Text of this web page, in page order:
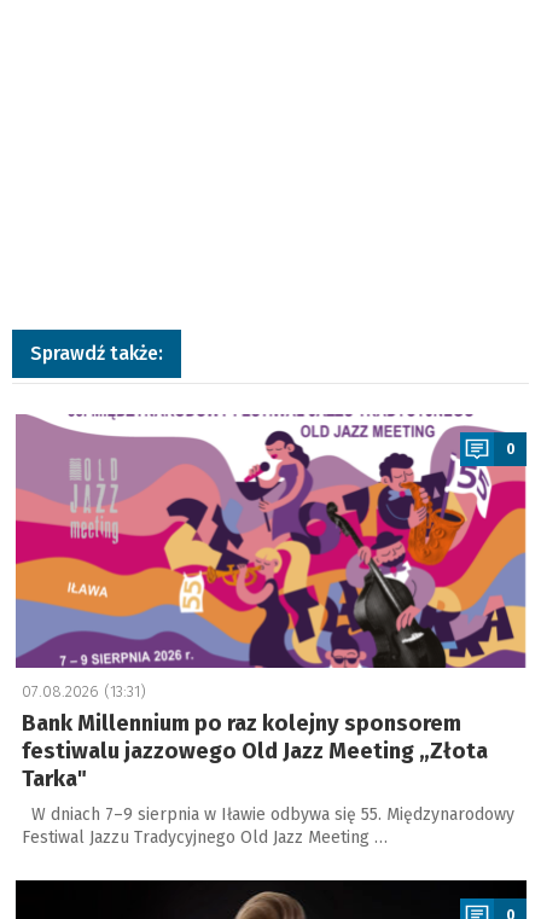
Sprawdź także:
a
0
07.08.2026 (13:31)
Bank Millennium po raz kolejny sponsorem
festiwalu jazzowego Old Jazz Meeting „Złota
Tarka"
W dniach 7–9 sierpnia w Iławie odbywa się 55. Międzynarodowy
Festiwal Jazzu Tradycyjnego Old Jazz Meeting …
a
0